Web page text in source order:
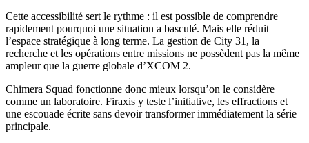
Cette accessibilité sert le rythme : il est possible de comprendre
rapidement pourquoi une situation a basculé. Mais elle réduit
l’espace stratégique à long terme. La gestion de City 31, la
recherche et les opérations entre missions ne possèdent pas la même
ampleur que la guerre globale d’XCOM 2.
Chimera Squad fonctionne donc mieux lorsqu’on le considère
comme un laboratoire. Firaxis y teste l’initiative, les effractions et
une escouade écrite sans devoir transformer immédiatement la série
principale.